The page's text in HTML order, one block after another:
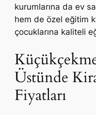
kurumlarına da ev
hem de özel eğitim
çocuklarına kaliteli
Üstünde
Fiyatları